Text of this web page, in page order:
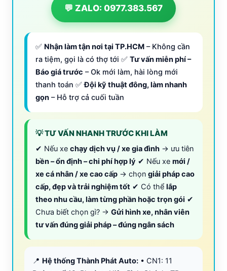
💬 ZALO: 0977.383.567
✅ Nhận làm tận nơi tại TP.HCM – Không cần
ra tiệm, gọi là có thợ tới ✅ Tư vấn miễn phí –
Báo giá trước – Ok mới làm, hài lòng mới
thanh toán ✅Đội kỹ thuật đông, làm nhanh
gọn – Hỗ trợ cả cuối tuần
💡 TƯ VẤN NHANH TRƯỚC KHI LÀM
✔ Nếu xe chạy dịch vụ / xe gia đình → ưu tiên
bền – ổn định – chi phí hợp lý ✔ Nếu xe mới /
xe cá nhân / xe cao cấp → chọn giải pháp cao
cấp, đẹp và trải nghiệm tốt ✔ Có thể lắp
theo nhu cầu, làm từng phần hoặc trọn gói ✔
Chưa biết chọn gì? → Gửi hình xe, nhân viên
tư vấn đúng giải pháp – đúng ngân sách
📍 Hệ thống Thành Phát Auto: • CN1: 11